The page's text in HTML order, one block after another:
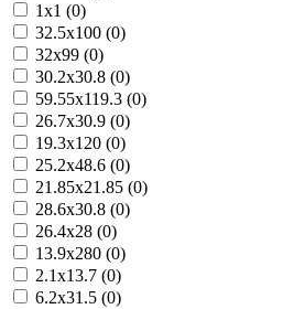
1x1 (0)
32.5x100 (0)
32x99 (0)
30.2x30.8 (0)
59.55x119.3 (0)
26.7x30.9 (0)
19.3x120 (0)
25.2x48.6 (0)
21.85x21.85 (0)
28.6x30.8 (0)
26.4x28 (0)
13.9x280 (0)
2.1x13.7 (0)
6.2x31.5 (0)